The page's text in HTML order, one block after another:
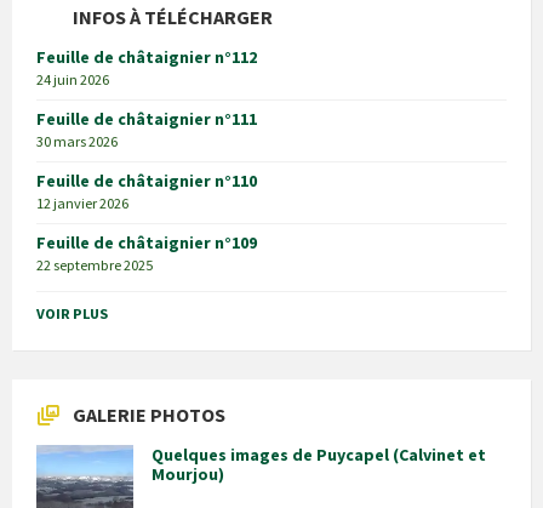
INFOS À TÉLÉCHARGER
Feuille de châtaignier n°112
24 juin 2026
Feuille de châtaignier n°111
30 mars 2026
Feuille de châtaignier n°110
12 janvier 2026
Feuille de châtaignier n°109
22 septembre 2025
VOIR PLUS
GALERIE PHOTOS
Quelques images de Puycapel (Calvinet et
Mourjou)